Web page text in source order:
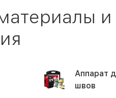
и
Аппарат
швов